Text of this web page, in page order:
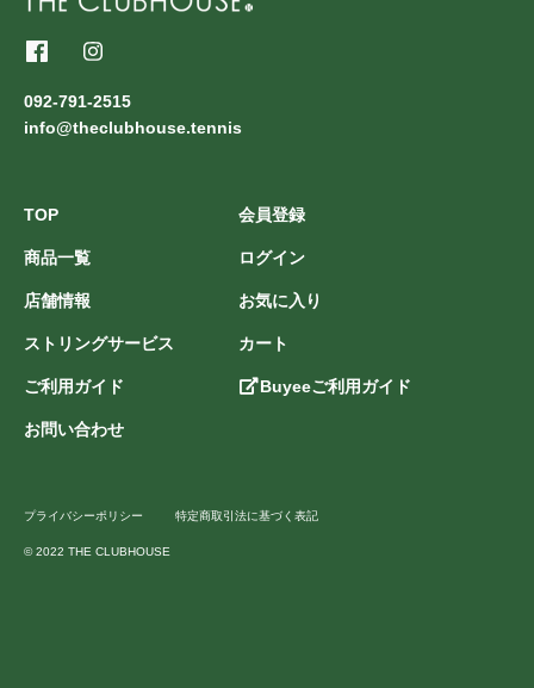
092-791-2515
info@theclubhouse.tennis
TOP
商品一覧
店舗情報
ストリングサービス
ご利用ガイド
お問い合わせ
会員登録
ログイン
お気に入り
カート
Buyeeご利用ガイド
プライバシーポリシー 特定商取引法に基づく表記
© 2022 THE CLUBHOUSE